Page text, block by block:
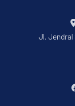
Jl. Jendral